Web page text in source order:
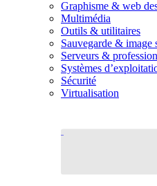
Graphisme & web
Multimédia
Outils & utilitaires
Sauvegarde & image
Serveurs &
Systèmes
Sécurité
Virtualisation